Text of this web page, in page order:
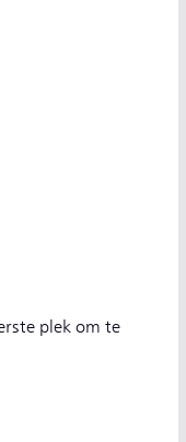
plek om te